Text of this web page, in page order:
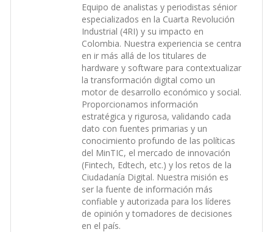
Equipo de analistas y periodistas sénior
especializados en la Cuarta Revolución
Industrial (4RI) y su impacto en
Colombia. Nuestra experiencia se centra
en ir más allá de los titulares de
hardware y software para contextualizar
la transformación digital como un
motor de desarrollo económico y social.
Proporcionamos información
estratégica y rigurosa, validando cada
dato con fuentes primarias y un
conocimiento profundo de las políticas
del MinTIC, el mercado de innovación
(Fintech, Edtech, etc.) y los retos de la
Ciudadanía Digital. Nuestra misión es
ser la fuente de información más
confiable y autorizada para los líderes
de opinión y tomadores de decisiones
en el país.